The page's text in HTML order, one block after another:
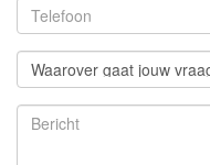
Waarover
gaat
jouw
vraag?